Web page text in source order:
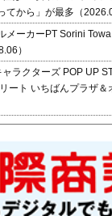
てから」が最多（
メーカーPT Sorini
）
ャラクターズ POP UP
ート いちばんプラザ＆